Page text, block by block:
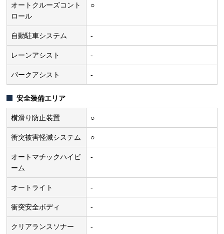
オートクルーズコント
ロール
○
自動駐車システム -
レーンアシスト -
パークアシスト -
安全装備エリア
横滑り防止装置 ○
衝突被害軽減システム ○
オートマチックハイビ
ーム
-
オートライト -
衝突安全ボディ -
クリアランスソナー -